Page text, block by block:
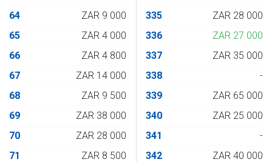
64
ZAR 9 000
65
ZAR 4 000
66
ZAR 4 800
67
ZAR 14 000
68
ZAR 9 500
69
ZAR 38 000
70
ZAR 28 000
71
ZAR 8 500
335
ZAR 28 000
336
ZAR 27 000
337
ZAR 35 000
338
-
339
ZAR 65 000
340
ZAR 25 000
341
-
342
ZAR 40 000